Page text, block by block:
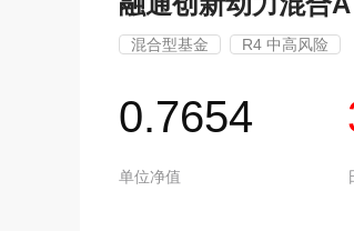
混合型基金 R4 中高风险
0.7654
单位净值